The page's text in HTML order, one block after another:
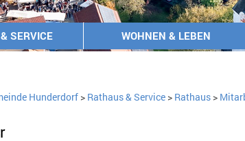
SERVICE WOHNEN & LEBEN
Hunderdorf> Rathaus & Service> Rathaus>